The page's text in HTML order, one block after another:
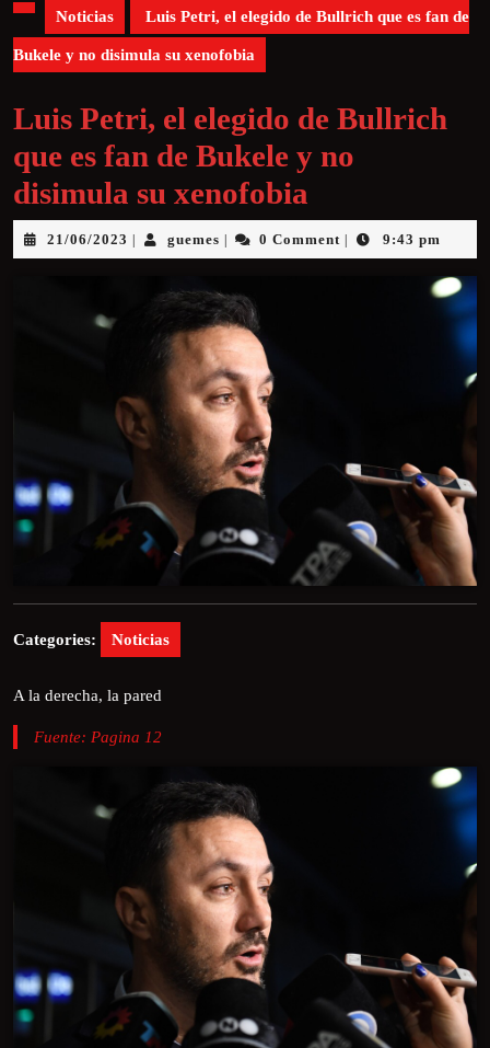
Noticias Luis Petri, el elegido de Bullrich que es fan de
Bukele y no disimula su xenofobia
Luis Petri, el elegido de Bullrich
que es fan de Bukele y no
disimula su xenofobia
21/06/2023 guemes 0 Comment 9:43 pm
Categories: Noticias
A la derecha, la pared
Fuente: Pagina 12